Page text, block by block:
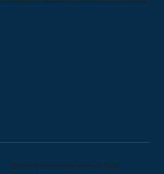
Sportbootführerschein-See,